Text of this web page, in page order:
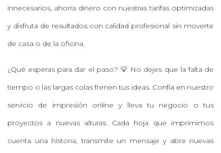
innecesarios, ahorra dinero con nuestras tarifas optimizadas
y disfruta de resultados con calidad profesional sin moverte
de casa o de la oficina.
¿Qué esperas para dar el paso? 💡 No dejes que la falta de
tiempo o las largas colas frenen tus ideas. Confía en nuestro
servicio de impresión online y lleva tu negocio o tus
proyectos a nuevas alturas. Cada hoja que imprimimos
cuenta una historia, transmite un mensaje y abre nuevas